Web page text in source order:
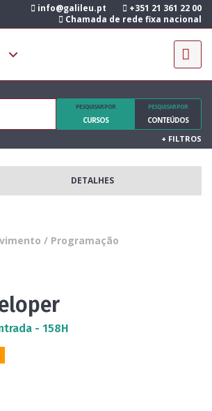
info@galileu.pt
+351 21 361 22 00
Chamada de rede fixa nacional
PESQUISAR POR
CURSOS
PESQUISAR POR
CONTEÚDOS
+ FILTROS
DETALHES
/ Programação
- 158H